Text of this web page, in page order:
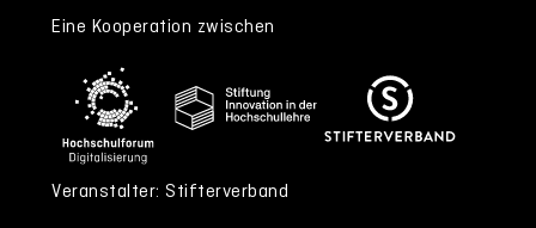
Eine Kooperation zwischen
Veranstalter: Stifterverband